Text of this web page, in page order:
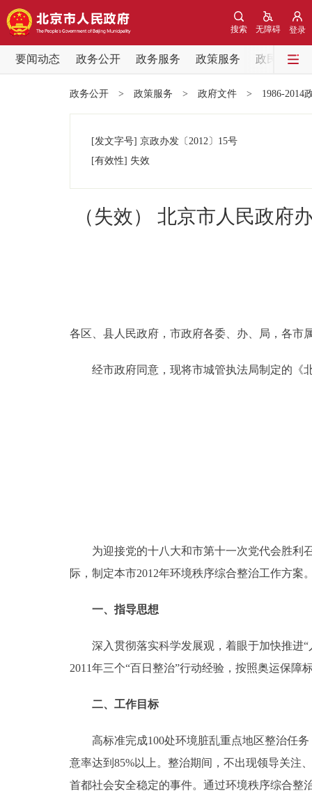
登录
无障碍
搜索
要闻动态 政务公开 政务服务 政策服务
政民互动
党中央精神
政务公开
12345网上接诉即办
参与调查
走进北京
多语种
政务公开 > 政策服务 > 政府文件 > 1986-2014
[发文字号] 京政办发 〔2012〕 15号
[有效性] 失效
（失效） 北京市人民政府
各区、县人民政府，市政府各委、办、局，各市
经市政府同意，现将市城管执法局制定的《北
为迎接党的十八大和市第十一次党代会胜利召
际，制定本市2012年环境秩序综合整治工作方案
一、指导思想
深入贯彻落实科学发展观，着眼于加快推进“
2011年三个“百日整治”行动经验，按照奥运保障
二、工作目标
高标准完成100处环境脏乱重点地区整治任务
意率达到85%以上。整治期间，不出现领导关注
首都社会安全稳定的事件。通过环境秩序综合整